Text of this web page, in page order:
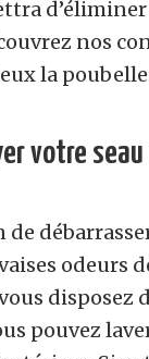
nos
la
votre seau
odeurs
disposez
pouvez